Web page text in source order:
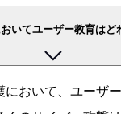
いてユーザー教育はど
において、ユーザ